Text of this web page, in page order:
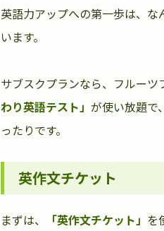
英語力アップへの第一歩は、
います。
サブスクプランなら、フルー
わり英語テスト」 が使い放題で
ったりです。
英作文チケット
まずは、 「英作文チケット」 を